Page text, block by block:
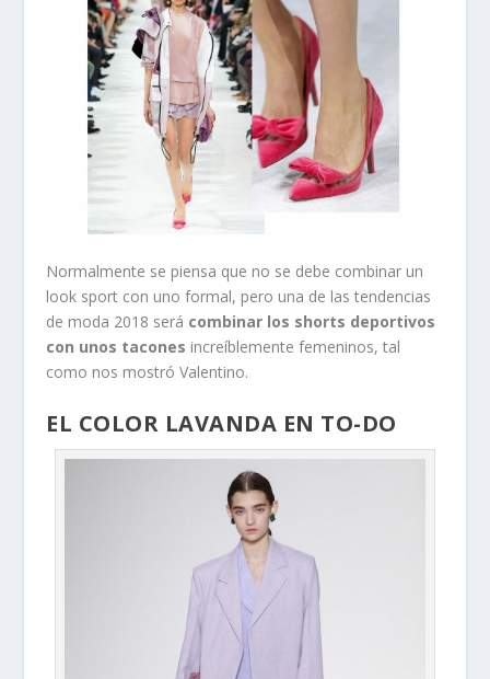
Normalmente se piensa que no se debe combinar un
look sport con uno formal, pero una de las tendencias
de moda 2018 será combinar los shorts deportivos
con unos tacones increíblemente femeninos, tal
como nos mostró Valentino.
EL COLOR LAVANDA EN TO-DO